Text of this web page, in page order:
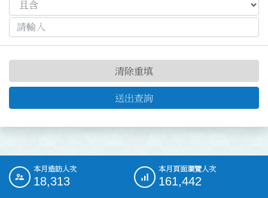
送出查詢
清除重填
::: 本月造訪人次
18,313
本月頁面瀏覽人次
161,442